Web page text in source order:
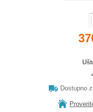
Dostupno